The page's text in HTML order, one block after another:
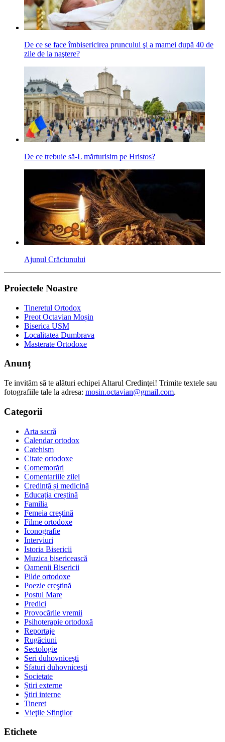
De ce se face îmbisericirea pruncului şi a mamei după 40 de
zile de la naştere?
De ce trebuie să-L mărturisim pe Hristos?
Ajunul Crăciunului
Proiectele Noastre
Tineretul Ortodox
Preot Octavian Moșin
Biserica USM
Localitatea Dumbrava
Masterate Ortodoxe
Anunț
Te invităm să te alături echipei Altarul Credinţei! Trimite textele sau
fotografiile tale la adresa: mosin.octavian@gmail.com.
Categorii
Arta sacră
Calendar ortodox
Catehism
Citate ortodoxe
Comemorări
Comentariile zilei
Credință și medicină
Educația creștină
Familia
Femeia creștină
Filme ortodoxe
Iconografie
Interviuri
Istoria Bisericii
Muzica bisericească
Oamenii Bisericii
Pilde ortodoxe
Poezie creştină
Postul Mare
Predici
Provocările vremii
Psihoterapie ortodoxă
Reportaje
Rugăciuni
Sectologie
Seri duhovnicești
Sfaturi duhovnicești
Societate
Știri externe
Ştiri interne
Tineret
Vieţile Sfinţilor
Etichete